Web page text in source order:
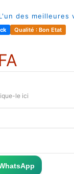
des meilleures
Qualité : Bon Etat
le ici